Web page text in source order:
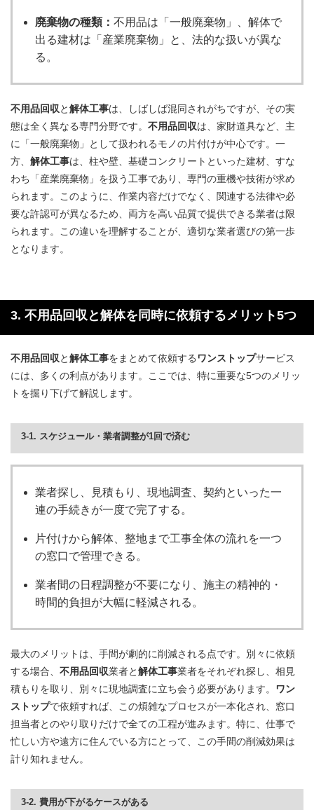
廃棄物の種類： 不用品は「一般廃棄物」、解体で
出る建材は「産業廃棄物」と、法的な扱いが異な
る。
不用品回収と解体工事は、しばしば混同されがちですが、その実
態は全く異なる専門分野です。 不用品回収は、家財道具など、主
に「一般廃棄物」として扱われるモノの片付けが中心です。一
方、 解体工事は、柱や壁、基礎コンクリートといった建材、すな
わち「産業廃棄物」を扱う工事であり、専門の重機や技術が求め
られます。このように、作業内容だけでなく、関連する法律や必
要な許認可が異なるため、両方を高い品質で提供できる業者は限
られます。この違いを理解することが、適切な業者選びの第一歩
となります。
3. 不用品回収と解体を同時に依頼するメリット5つ
不用品回収と解体工事をまとめて依頼する ワンストップサービス
には、多くの利点があります。ここでは、特に重要な5つのメリッ
トを掘り下げて解説します。
3-1. スケジュール・業者調整が1回で済む
業者探し、見積もり、現地調査、契約といった一
連の手続きが一度で完了する。
片付けから解体、整地まで工事全体の流れを一つ
の窓口で管理できる。
業者間の日程調整が不要になり、施主の精神的・
時間的負担が大幅に軽減される。
最大のメリットは、手間が劇的に削減される点です。別々に依頼
する場合、 不用品回収業者と解体工事業者をそれぞれ探し、相見
積もりを取り、別々に現地調査に立ち会う必要があります。
ワン
ストップで依頼すれば、この煩雑なプロセスが一本化され、窓口
担当者とのやり取りだけで全ての工程が進みます。特に、仕事で
忙しい方や遠方に住んでいる方にとって、この手間の削減効果は
計り知れません。
3-2. 費用が下がるケースがある